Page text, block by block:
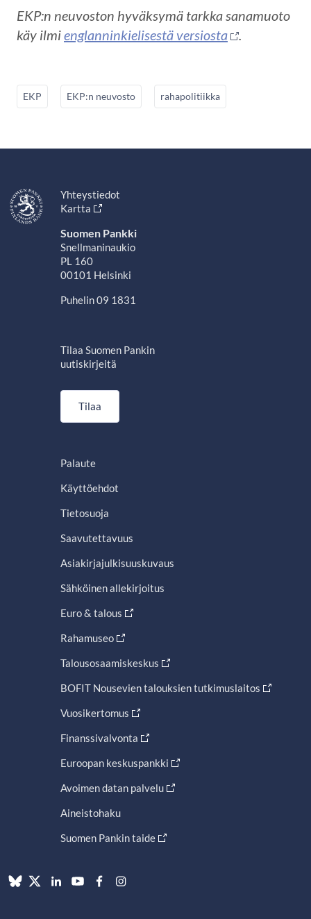
EKP:n neuvoston hyväksymä tarkka sanamuoto
käy ilmienglanninkielisestä versiosta .
EKP EKP:n neuvosto rahapolitiikka
Yhteystiedot
Kartta
Suomen Pankki
Snellmaninaukio
PL 160
00101 Helsinki
Puhelin 09 1831
Tilaa Suomen Pankin
uutiskirjeitä
Tilaa
Palaute
Käyttöehdot
Tietosuoja
Saavutettavuus
Asiakirjajulkisuuskuvaus
Sähköinen allekirjoitus
Euro & talous
Rahamuseo
Talousosaamiskeskus
BOFIT Nousevien talouksien tutkimuslaitos
Vuosikertomus
Finanssivalvonta
Euroopan keskuspankki
Avoimen datan palvelu
Aineistohaku
Suomen Pankin taide